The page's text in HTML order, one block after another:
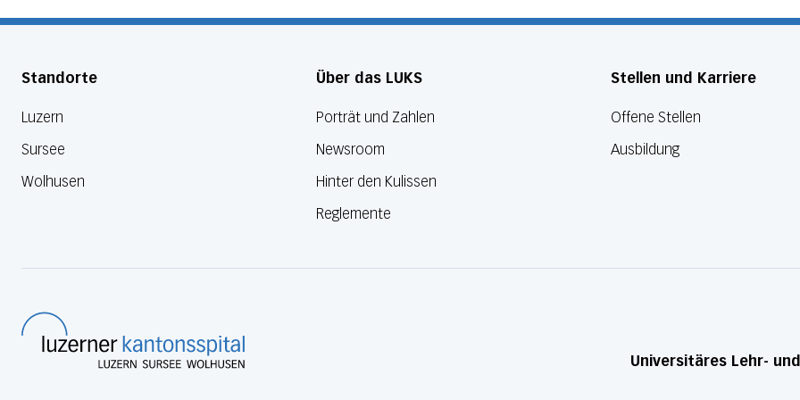
Standorte
Luzern
Sursee
Wolhusen
Über das LUKS
Porträt und Zahlen
Newsroom
Hinter den Kulissen
Reglemente
Stellen und Karriere
Offene Stellen
Ausbildung
Universitäres Lehr-